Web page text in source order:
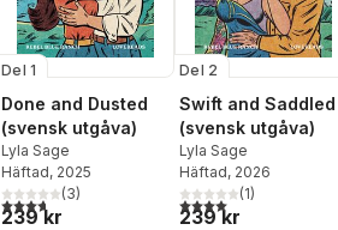
Del 1
Done and Dusted
(svensk utgåva)
Lyla Sage
Häftad, 2025
3,7utav 5 stjärnor. Totalt antal röster:
(3)
239 kr
Del 2
Swift and Saddled
(svensk utgåva)
Lyla Sage
Häftad, 2026
4,0utav 5 stjärnor.
(1)
239 kr